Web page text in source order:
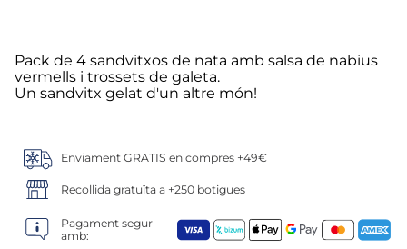
Pack de 4 sandvitxos de nata amb salsa de nabius
vermells i trossets de galeta.
Un sandvitx gelat d'un altre món!
Enviament GRATIS en compres +49€
Recollida gratuïta a +250 botigues
Pagament segur
amb:
5. verduras
7. canelones